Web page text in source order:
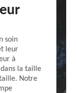
soin
leur
à
la taille
Notre